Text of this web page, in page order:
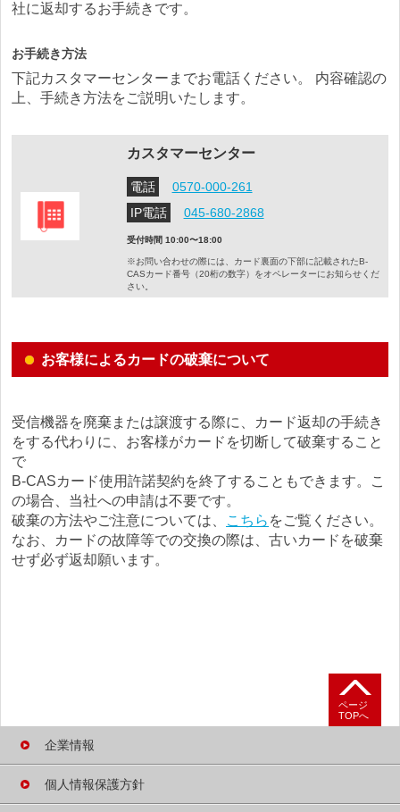
社に返却するお手続きです。
お手続き方法
下記カスタマーセンターまでお電話ください。 内容確認の
上、手続き方法をご説明いたします。
カスタマーセンター
電話
0570-000-261
IP電話
045-680-2868
受付時間 10:00〜18:00
※お問い合わせの際には、カード裏面の下部に記載されたB-
CASカード番号（20桁の数字）をオペレーターにお知らせくだ
さい。
お客様によるカードの破棄について
受信機器を廃棄または譲渡する際に、カード返却の手続き
をする代わりに、お客様がカードを切断して破棄すること
で
B-CASカード使用許諾契約を終了することもできます。こ
の場合、当社への申請は不要です。
破棄の方法やご注意については、
こちら をご覧ください。
なお、カードの故障等での交換の際は、古いカードを破棄
せず必ず返却願います。
ページ
TOPへ
企業情報
個人情報保護方針